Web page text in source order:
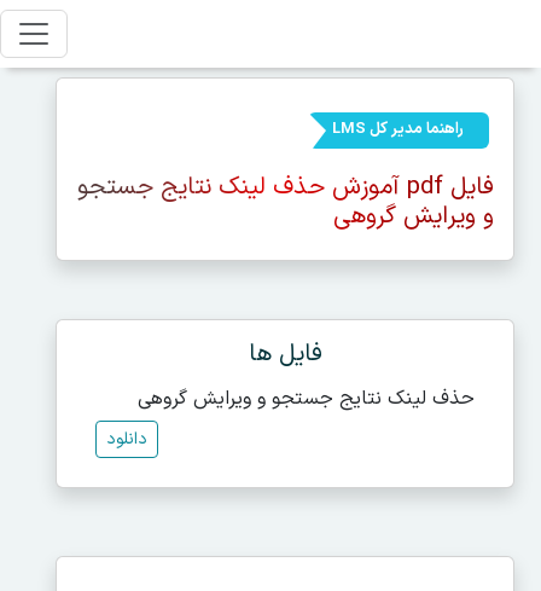
راهنما مدیر کل LMS
فایل pdf آموزش حذف لینک نتایج جستجو
و ویرایش گروهی
فایل ها
حذف لینک نتایج جستجو و ویرایش گروهی
دانلود